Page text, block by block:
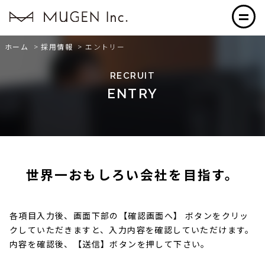
RECRUIT
ENTRY
ホーム >採用情報 >エントリー
世界一おもしろい会社を目指す。
各項目入力後、画面下部の【確認画面へ】 ボタンをクリッ
クしていただきますと、入力内容を確認していただけます。
内容を確認後、【送信】ボタンを押して下さい。